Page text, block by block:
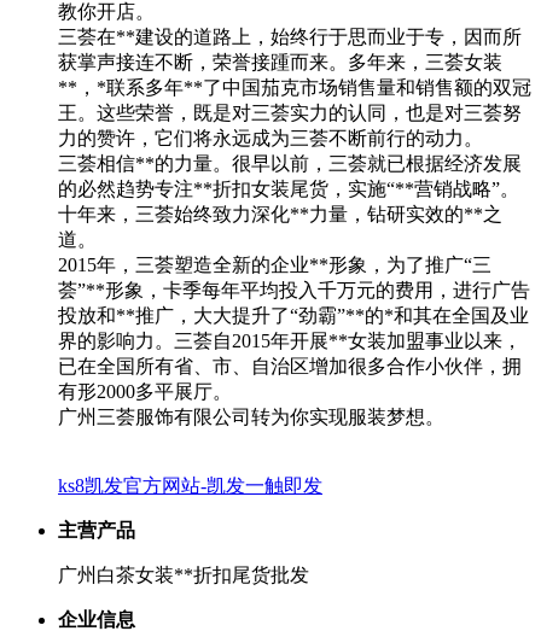
教你开店。
三荟在**建设的道路上，始终行于思而业于专，因而所
获掌声接连不断，荣誉接踵而来。多年来，三荟女装
**，*联系多年**了中国茄克市场销售量和销售额的双冠
王。这些荣誉，既是对三荟实力的认同，也是对三荟努
力的赞许，它们将永远成为三荟不断前行的动力。
三荟相信**的力量。很早以前，三荟就已根据经济发展
的必然趋势专注**折扣女装尾货，实施“**营销战略”。
十年来，三荟始终致力深化**力量，钻研实效的**之
道。
2015年，三荟塑造全新的企业**形象，为了推广“三
荟”**形象，卡季每年平均投入千万元的费用，进行广告
投放和**推广，大大提升了“劲霸”**的*和其在全国及业
界的影响力。三荟自2015年开展**女装加盟事业以来，
已在全国所有省、市、自治区增加很多合作小伙伴，拥
有形2000多平展厅。
广州三荟服饰有限公司转为你实现服装梦想。
ks8凯发官方网站-凯发一触即发
主营产品
广州白茶女装**折扣尾货批发
企业信息